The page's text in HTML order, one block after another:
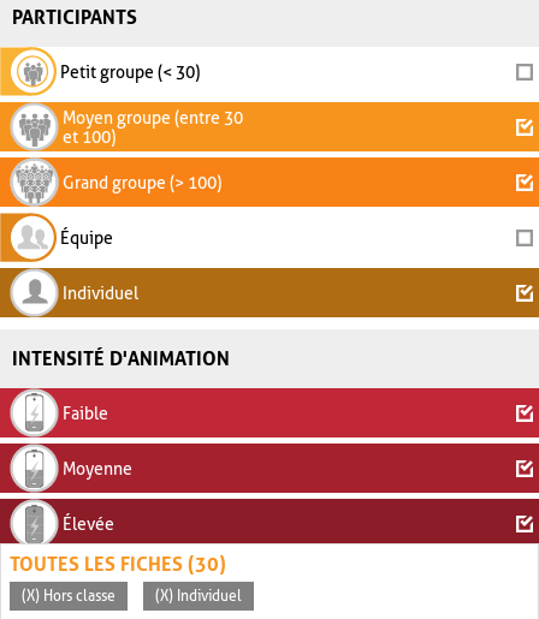
PARTICIPANTS
Petit groupe (< 30)
Moyen groupe (entre 30
et 100)
Grand groupe (> 100)
Équipe
Individuel
INTENSITÉ D'ANIMATION
Faible
Moyenne
Élevée
TOUTES LES FICHES (30)
(X) Hors classe (X) Individuel